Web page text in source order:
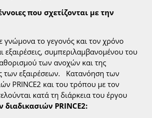
που σχετίζονται με την
γνώμονα το γεγονός και τον χρόνο
εξαιρέσεις, συμπεριλαμβανομένου του
των ανοχών και της
των εξαιρέσεων. Κατανόηση των
PRINCE2 και του τρόπου με τον
κατά τη διάρκεια του έργου
διαδικασιών PRINCE2: